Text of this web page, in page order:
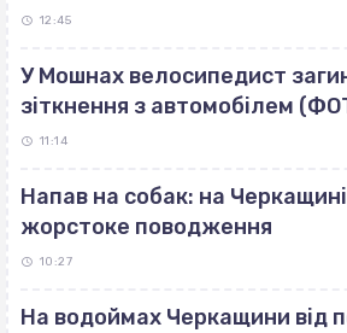
12:45
У Мошнах велосипедист
зіткнення з автомобілем
11:14
Напав на собак: на
жорстоке поводження
10:27
На водоймах Черкащини від